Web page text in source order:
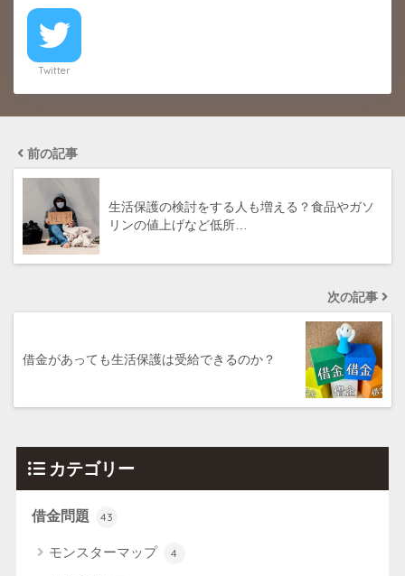
Twitter
前の記事
生活保護の検討をする人も増える？食品やガソ
リンの値上げなど低所…
次の記事
借金があっても生活保護は受給できるのか？
カテゴリー
借金問題 43
モンスターマップ 4